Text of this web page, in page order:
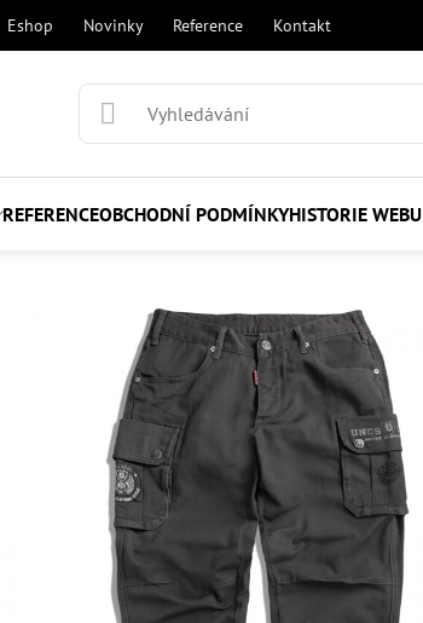
Eshop Novinky Reference Kontakt
REFERENCEOBCHODNÍ PODMÍNKYHISTORIE WEBU